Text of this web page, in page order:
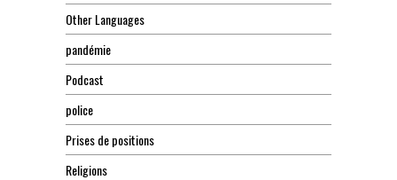
Other Languages
pandémie
Podcast
police
Prises de positions
Religions